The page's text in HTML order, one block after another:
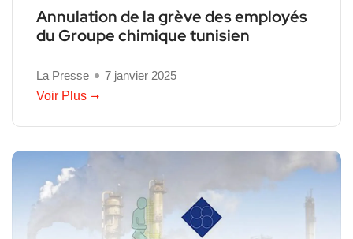
Annulation de la grève des employés
du Groupe chimique tunisien
La Presse
7 janvier 2025
Voir Plus